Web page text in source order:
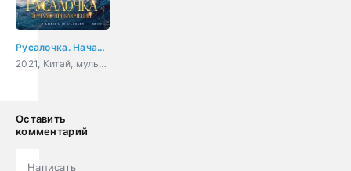
Русалочка. Начало приключений
2021, Китай, мультфильм, фэнтези, приключения, детский
Оставить
комментарий
Написать